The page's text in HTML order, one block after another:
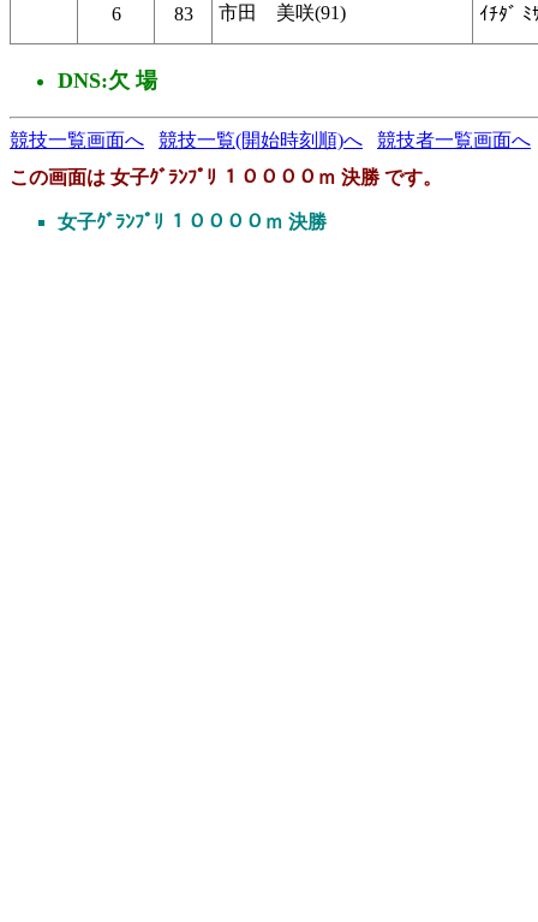
6 83 市田 美咲(91) ｲﾁﾀﾞ ﾐ
DNS:欠 場
競技一覧画面へ 競技一覧(開始時刻順)へ
競技者一覧画面へ
この画面は 女子ｸﾞﾗﾝﾌﾟﾘ １００００ｍ 決勝 です。
女子ｸﾞﾗﾝﾌﾟﾘ １００００ｍ 決勝